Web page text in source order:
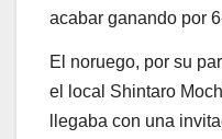
acabar ganando por
El noruego, por su
el local Shintaro
llegaba con una